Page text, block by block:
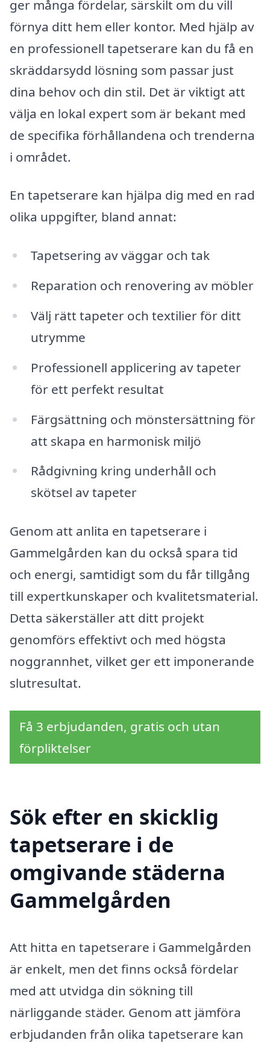
ger många fördelar, särskilt om du vill
förnya ditt hem eller kontor. Med hjälp av
en professionell tapetserare kan du få en
skräddarsydd lösning som passar just
dina behov och din stil. Det är viktigt att
välja en lokal expert som är bekant med
de specifika förhållandena och trenderna
i området.
En tapetserare kan hjälpa dig med en rad
olika uppgifter, bland annat:
Tapetsering av väggar och tak
Reparation och renovering av möbler
Välj rätt tapeter och textilier för ditt
utrymme
Professionell applicering av tapeter
för ett perfekt resultat
Färgsättning och mönstersättning för
att skapa en harmonisk miljö
Rådgivning kring underhåll och
skötsel av tapeter
Genom att anlita en tapetserare i
Gammelgården kan du också spara tid
och energi, samtidigt som du får tillgång
till expertkunskaper och kvalitetsmaterial.
Detta säkerställer att ditt projekt
genomförs effektivt och med högsta
noggrannhet, vilket ger ett imponerande
slutresultat.
Få 3 erbjudanden, gratis och utan
förpliktelser
Sök efter en skicklig
tapetserare i de
omgivande städerna
Gammelgården
Att hitta en tapetserare i Gammelgården
är enkelt, men det finns också fördelar
med att utvidga din sökning till
närliggande städer. Genom att jämföra
erbjudanden från olika tapetserare kan